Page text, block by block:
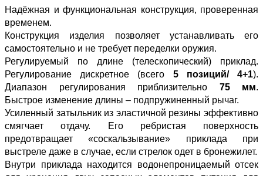
Надёжная и функциональная конструкция, проверенная
временем.
Конструкция изделия позволяет устанавливать его
самостоятельно и не требует переделки оружия.
Регулируемый по длине (телескопический) приклад.
Регулирование дискретное (всего 5 позиций/ 4+1).
Диапазон регулирования приблизительно 75 мм.
Быстрое изменение длины – подпружиненный рычаг.
Усиленный затыльник из эластичной резины эффективно
смягчает отдачу. Его ребристая поверхность
предотвращает «соскальзывание» приклада при
выстреле даже в случае, если стрелок одет в бронежилет.
Внутри приклада находится водонепроницаемый отсек